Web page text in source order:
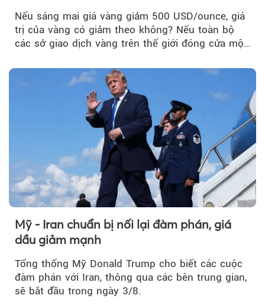
Nếu sáng mai giá vàng giảm 500 USD/ounce, giá
trị của vàng có giảm theo không? Nếu toàn bộ
các sở giao dịch vàng trên thế giới đóng cửa một
Mỹ - Iran chuẩn bị nối lại đàm phán, giá
dầu giảm mạnh
Tổng thống Mỹ Donald Trump cho biết các cuộc
đàm phán với Iran, thông qua các bên trung gian,
sẽ bắt đầu trong ngày 3/8.